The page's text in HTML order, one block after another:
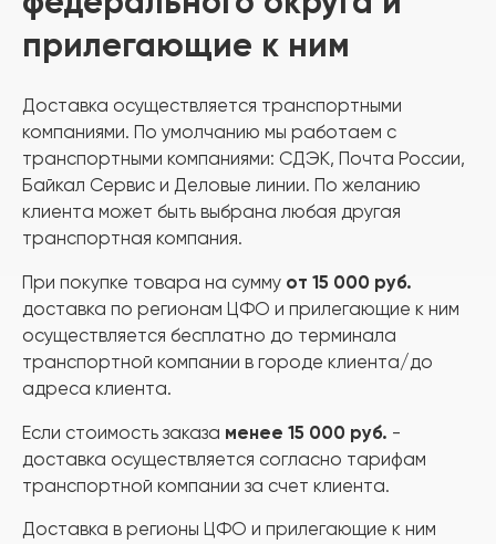
прилегающие к ним
Доставка осуществляется транспортными
компаниями. По умолчанию мы работаем с
транспортными компаниями: СДЭК, Почта России,
Байкал Сервис и Деловые линии. По желанию
клиента может быть выбрана любая другая
транспортная компания.
При покупке товара на сумму от 15 000 руб.
доставка по регионам ЦФО и прилегающие к ним
осуществляется бесплатно до терминала
транспортной компании в городе клиента/до
адреса клиента.
Если стоимость заказа менее 15 000 руб. -
доставка осуществляется согласно тарифам
транспортной компании за счет клиента.
Доставка в регионы ЦФО и прилегающие к ним